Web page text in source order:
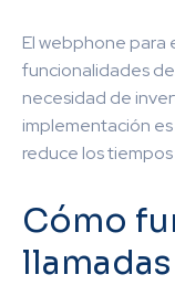
El webphone para
funcionalidades
necesidad de
implementación
reduce los
Cómo